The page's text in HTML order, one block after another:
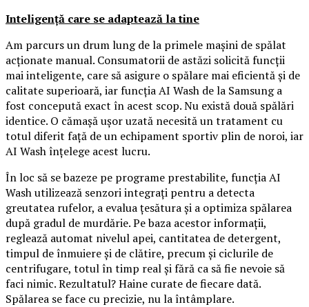
Inteligență care se adaptează la tine
Am parcurs un drum lung de la primele mașini de spălat
acționate manual. Consumatorii de astăzi solicită funcții
mai inteligente, care să asigure o spălare mai eficientă și de
calitate superioară, iar funcția AI Wash de la Samsung a
fost concepută exact în acest scop. Nu există două spălări
identice. O cămașă ușor uzată necesită un tratament cu
totul diferit față de un echipament sportiv plin de noroi, iar
AI Wash înțelege acest lucru.
În loc să se bazeze pe programe prestabilite, funcția AI
Wash utilizează senzori integrați pentru a detecta
greutatea rufelor, a evalua țesătura și a optimiza spălarea
după gradul de murdărie. Pe baza acestor informații,
reglează automat nivelul apei, cantitatea de detergent,
timpul de înmuiere și de clătire, precum și ciclurile de
centrifugare, totul în timp real și fără ca să fie nevoie să
faci nimic. Rezultatul? Haine curate de fiecare dată.
Spălarea se face cu precizie, nu la întâmplare.